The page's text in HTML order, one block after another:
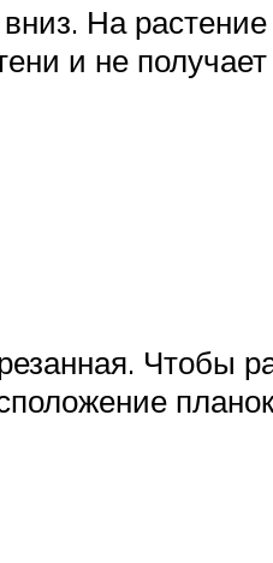
На растение
и не получает
Чтобы